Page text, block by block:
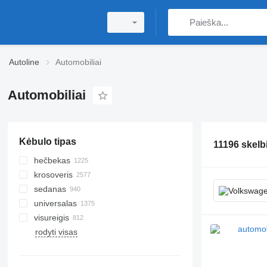
Autoline Automobiliai
Automobiliai
Kėbulo tipas
hečbekas
krosoveris
sedanas
universalas
visureigis
rodyti visas
11196